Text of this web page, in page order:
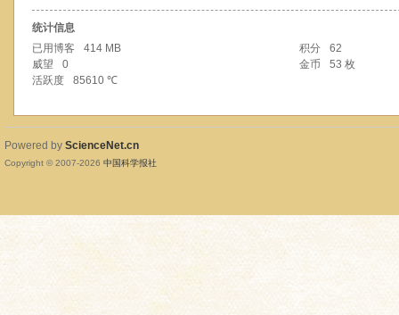
统计信息
已用博客
414 MB 积分
62
威望
0 金币
53 枚
活跃度
85610 ℃
Powered by ScienceNet.cn
Copyright © 2007-2026 中国科学报社